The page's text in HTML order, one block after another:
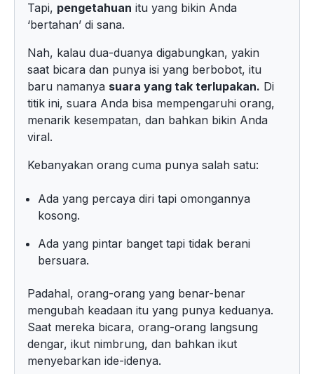
Tapi, pengetahuan itu yang bikin Anda
‘bertahan’ di sana.
Nah, kalau dua-duanya digabungkan, yakin
saat bicara dan punya isi yang berbobot, itu
baru namanya suara yang tak terlupakan. Di
titik ini, suara Anda bisa mempengaruhi orang,
menarik kesempatan, dan bahkan bikin Anda
viral.
Kebanyakan orang cuma punya salah satu:
Ada yang percaya diri tapi omongannya
kosong.
Ada yang pintar banget tapi tidak berani
bersuara.
Padahal, orang-orang yang benar-benar
mengubah keadaan itu yang punya keduanya.
Saat mereka bicara, orang-orang langsung
dengar, ikut nimbrung, dan bahkan ikut
menyebarkan ide-idenya.